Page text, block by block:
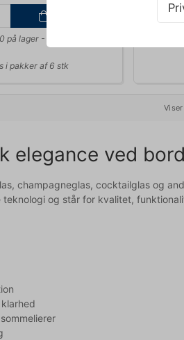
på lager- Levering: 2-3
i pakker af 6 stk
elegance ved
champagneglas, cocktailglas og
og står for kvalitet,